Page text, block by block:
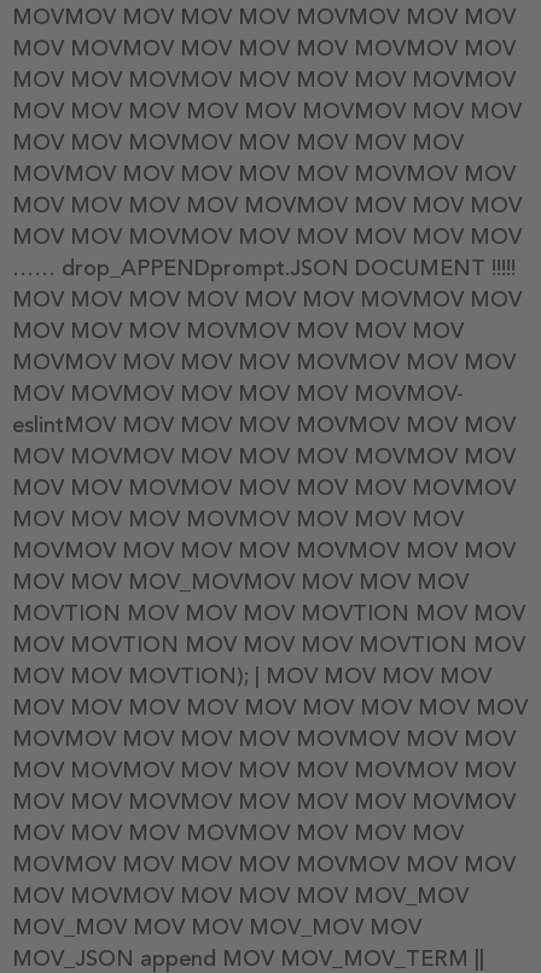
MOVMOV MOV MOV MOV MOVMOV MOV MOV
MOV MOVMOV MOV MOV MOV MOVMOV MOV
MOV MOV MOVMOV MOV MOV MOV MOVMOV
MOV MOV MOV MOV MOV MOVMOV MOV MOV
MOV MOV MOVMOV MOV MOV MOV MOV
MOVMOV MOV MOV MOV MOV MOVMOV MOV
MOV MOV MOV MOV MOVMOV MOV MOV MOV
MOV MOV MOVMOV MOV MOV MOV MOV MOV
…… drop_APPENDprompt.JSON DOCUMENT !!!!!
MOV MOV MOV MOV MOV MOV MOVMOV MOV
MOV MOV MOV MOVMOV MOV MOV MOV
MOVMOV MOV MOV MOV MOVMOV MOV MOV
MOV MOVMOV MOV MOV MOV MOVMOV-
eslintMOV MOV MOV MOV MOVMOV MOV MOV
MOV MOVMOV MOV MOV MOV MOVMOV MOV
MOV MOV MOVMOV MOV MOV MOV MOVMOV
MOV MOV MOV MOVMOV MOV MOV MOV
MOVMOV MOV MOV MOV MOVMOV MOV MOV
MOV MOV MOV_MOVMOV MOV MOV MOV
MOVTION MOV MOV MOV MOVTION MOV MOV
MOV MOVTION MOV MOV MOV MOVTION MOV
MOV MOV MOVTION); | MOV MOV MOV MOV
MOV MOV MOV MOV MOV MOV MOV MOV MOV
MOVMOV MOV MOV MOV MOVMOV MOV MOV
MOV MOVMOV MOV MOV MOV MOVMOV MOV
MOV MOV MOVMOV MOV MOV MOV MOVMOV
MOV MOV MOV MOVMOV MOV MOV MOV
MOVMOV MOV MOV MOV MOVMOV MOV MOV
MOV MOVMOV MOV MOV MOV MOV_MOV
MOV_MOV MOV MOV MOV_MOV MOV
MOV_JSON append MOV MOV_MOV_TERM ||